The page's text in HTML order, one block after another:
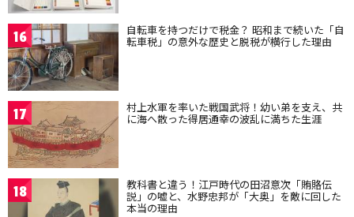
16 自転車を持つだけで税金？ 昭和まで続いた「自
転車税」の意外な歴史と脱税が横行した理由
17 村上水軍を率いた戦国武将！幼い弟を支え、共
に海へ散った得居通幸の波乱に満ちた生涯
18 教科書と違う！江戸時代の田沼意次「賄賂伝
説」の嘘と、水野忠邦が「大奥」を敵に回した
本当の理由